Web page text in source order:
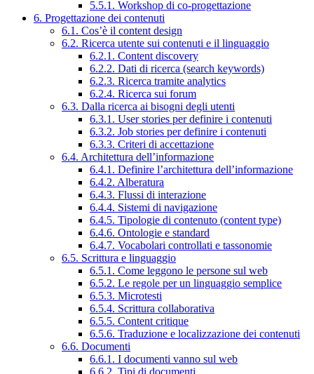
5.5.1. Workshop di co-progettazione
6. Progettazione dei contenuti
6.1. Cos’è il content design
6.2. Ricerca utente sui contenuti e il linguaggio
6.2.1. Content discovery
6.2.2. Dati di ricerca (search keywords)
6.2.3. Ricerca tramite analytics
6.2.4. Ricerca sui forum
6.3. Dalla ricerca ai bisogni degli utenti
6.3.1. User stories per definire i contenuti
6.3.2. Job stories per definire i contenuti
6.3.3. Criteri di accettazione
6.4. Architettura dell’informazione
6.4.1. Definire l’architettura dell’informazione
6.4.2. Alberatura
6.4.3. Flussi di interazione
6.4.4. Sistemi di navigazione
6.4.5. Tipologie di contenuto (content type)
6.4.6. Ontologie e standard
6.4.7. Vocabolari controllati e tassonomie
6.5. Scrittura e linguaggio
6.5.1. Come leggono le persone sul web
6.5.2. Le regole per un linguaggio semplice
6.5.3. Microtesti
6.5.4. Scrittura collaborativa
6.5.5. Content critique
6.5.6. Traduzione e localizzazione dei contenuti
6.6. Documenti
6.6.1. I documenti vanno sul web
6.6.2. Tipi di documenti